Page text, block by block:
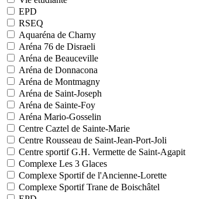
EPD
RSEQ
Aquaréna de Charny
Aréna 76 de Disraeli
Aréna de Beauceville
Aréna de Donnacona
Aréna de Montmagny
Aréna de Saint-Joseph
Aréna de Sainte-Foy
Aréna Mario-Gosselin
Centre Caztel de Sainte-Marie
Centre Rousseau de Saint-Jean-Port-Joli
Centre sportif G.H. Vermette de Saint-Agapit
Complexe Les 3 Glaces
Complexe Sportif de l'Ancienne-Lorette
Complexe Sportif Trane de Boischâtel